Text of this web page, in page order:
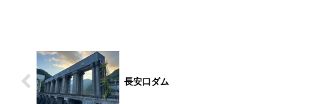
長安口ダム